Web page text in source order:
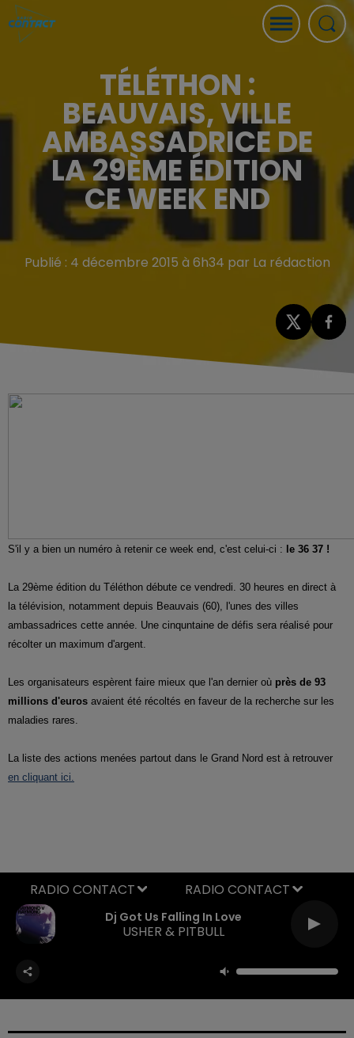
TÉLÉTHON :
BEAUVAIS, VILLE
AMBASSADRICE DE
LA 29ÈME ÉDITION
CE WEEK END
Publié : 4 décembre 2015 à 6h34 par La rédaction
S'il y a bien un numéro à retenir ce week end, c'est celui-ci : le 36 37 !
La 29ème édition du Téléthon débute ce vendredi. 30 heures en direct à
la télévision, notamment depuis Beauvais (60), l'unes des villes
ambassadrices cette année. Une cinquntaine de défis sera réalisé pour
récolter un maximum d'argent.
Les organisateurs espèrent faire mieux que l'an dernier où près de 93
millions d'euros avaient été récoltés en faveur de la recherche sur les
maladies rares.
La liste des actions menées partout dans le Grand Nord est à retrouver
en cliquant ici.
Dj Got Us Falling In Love
USHER & PITBULL
RADIO CONTACT